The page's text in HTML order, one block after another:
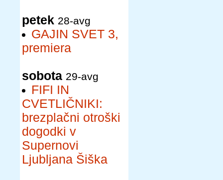
petek 28-avg
GAJIN SVET 3,
premiera
sobota 29-avg
FIFI IN
CVETLIČNIKI:
brezplačni otroški
dogodki v
Supernovi
Ljubljana Šiška